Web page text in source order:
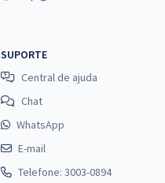
SUPORTE
Central de ajuda
Chat
WhatsApp
E-mail
Telefone: 3003-0894